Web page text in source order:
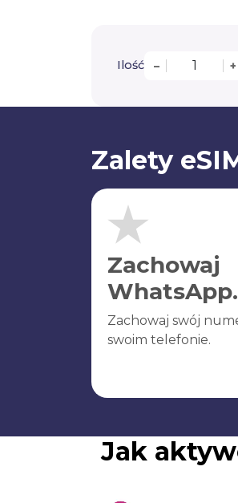
Ilość – +
Zalety
Zachowaj
WhatsApp.
Zachowaj swój
swoim telefonie.
Jak